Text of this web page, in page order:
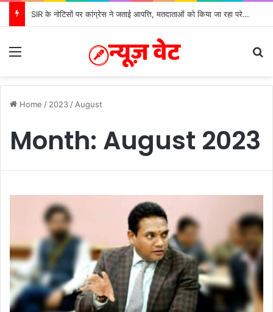
SIR के नोटिसों पर कांग्रेस ने जताई आपत्ति, मतदाताओं को किया जा रहा परेशान: बोले राष्ट्रीय प्रवक्ता आलोक शर्मा
Home / 2023 / August
Month: August 2023